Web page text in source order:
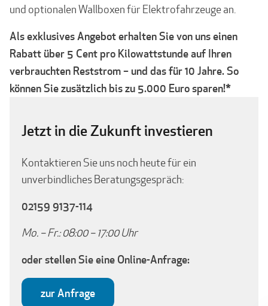
und optionalen Wallboxen für Elektrofahrzeuge an.
Als exklusives Angebot erhalten Sie von uns einen
Rabatt über 5 Cent pro Kilowattstunde auf Ihren
verbrauchten Reststrom – und das für 10 Jahre. So
können Sie zusätzlich bis zu 5.000 Euro sparen!*
Jetzt in die Zukunft investieren
Kontaktieren Sie uns noch heute für ein
unverbindliches Beratungsgespräch:
02159 9137-114
Mo. – Fr.: 08:00 – 17:00 Uhr
oder stellen Sie eine Online-Anfrage:
zur Anfrage